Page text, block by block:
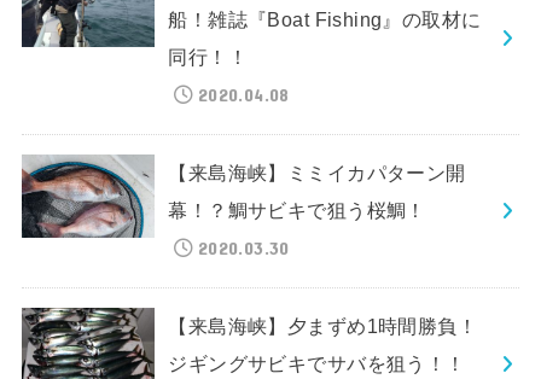
船！雑誌『Boat Fishing』の取材に
同行！！
2020.04.08
【来島海峡】ミミイカパターン開
幕！？鯛サビキで狙う桜鯛！
2020.03.30
【来島海峡】夕まずめ1時間勝負！
ジギングサビキでサバを狙う！！